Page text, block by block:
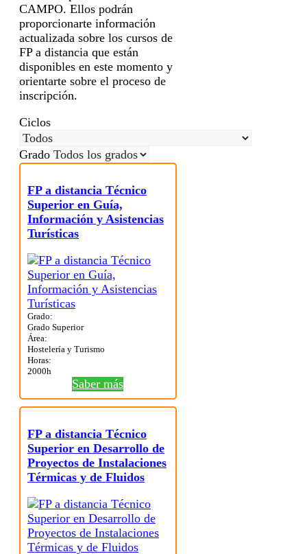
CAMPO. Ellos podrán
proporcionarte información
actualizada sobre los cursos de
FP a distancia que están
disponibles en este momento y
orientarte sobre el proceso de
inscripción.
Ciclos
Grado
FP a distancia Técnico
Superior en Guía,
Información y Asistencias
Turísticas
Grado:
Grado Superior
Área:
Hostelería y Turismo
Horas:
2000h
Saber más
FP a distancia Técnico
Superior en Desarrollo de
Proyectos de Instalaciones
Térmicas y de Fluidos